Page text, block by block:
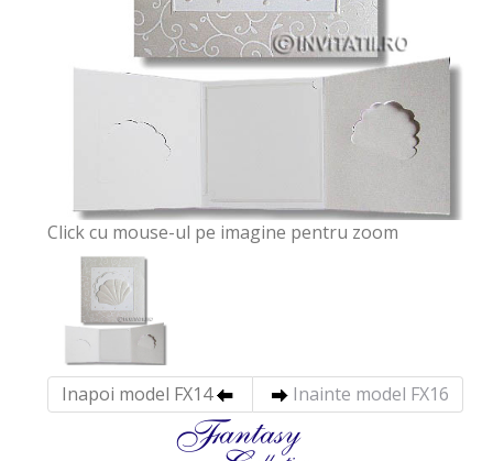
Click cu mouse-ul pe imagine pentru zoom
Inapoi model FX14 Inainte model FX16